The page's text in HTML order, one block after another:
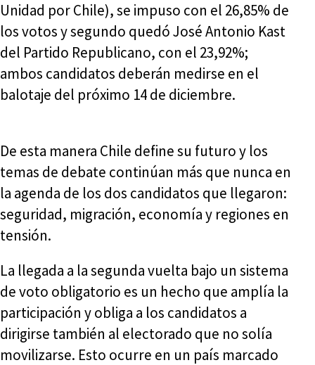
Unidad por Chile), se impuso con el 26,85% de
los votos y segundo quedó José Antonio Kast
del Partido Republicano, con el 23,92%;
ambos candidatos deberán medirse en el
balotaje del próximo 14 de diciembre.
De esta manera Chile define su futuro y los
temas de debate continúan más que nunca en
la agenda de los dos candidatos que llegaron:
seguridad, migración, economía y regiones en
tensión.
La llegada a la segunda vuelta bajo un sistema
de voto obligatorio es un hecho que amplía la
participación y obliga a los candidatos a
dirigirse también al electorado que no solía
movilizarse. Esto ocurre en un país marcado